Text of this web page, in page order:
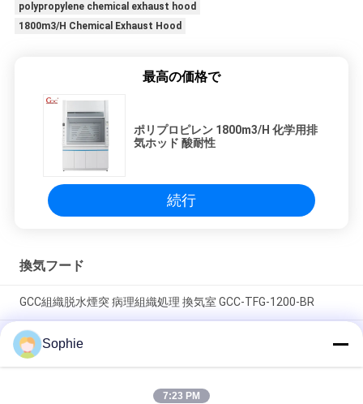
polypropylene chemical exhaust hood
1800m3/H Chemical Exhaust Hood
最高の価格で
ポリプロピレン 1800m3/H 化学用排
気ホッド 酸耐性
続行
換気フード
GCC組織脱水煙突 病理組織処理 換気室 GCC-TFG-1200-BR
冷式ロール鋼質組織プロセッサ インテリジェント制御パネルと
スライドガラスを持つ煙突ホット パथोロジー&ヒストロジーラ
ボ
インテリジェント制御付き耐久性SUS304ステンレス鋼製実験
Sophie
7:23 PM